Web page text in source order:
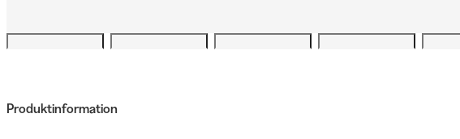
Produktinformation